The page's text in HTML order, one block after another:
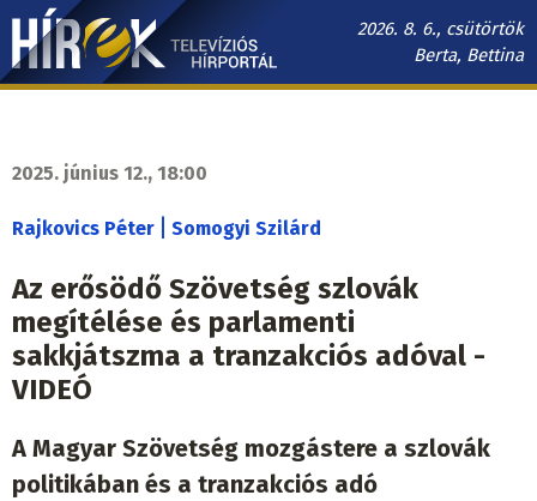
Ugrás
tartalomra
2026. 8. 6., csütörtök
Berta, Bettina
Hírek.sk
navigáció
2025. június 12., 18:00
Rajkovics Péter Somogyi Szilárd
Az erősödő Szövetség szlovák
megítélése és parlamenti
sakkjátszma a tranzakciós adóval -
VIDEÓ
A Magyar Szövetség mozgástere a szlovák
politikában és a tranzakciós adó